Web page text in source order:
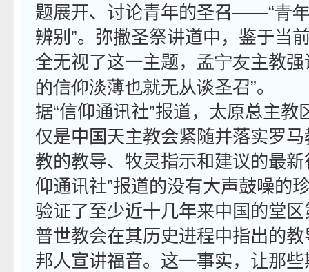
题展开、讨论青年的圣召——“青
辨别”。弥撒圣祭讲道中，鉴于当
全无视了这一主题， 孟宁友主教强
的信仰淡薄也就无从谈圣召”。
据“信仰通讯社”报道，太原总主教
仅是中国天主教会紧随并落实罗
教的教导、牧灵指示和建议的最新
仰通讯社”报道的没有大声鼓噪的
验证了至少近十几年来中国的堂
普世教会在其历史进程中指出的
邦人宣讲福音。这一事实，让那